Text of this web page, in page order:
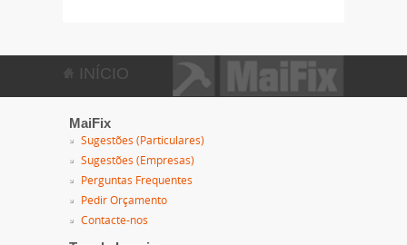
INÍCIO
MaiFix
Sugestões (Particulares)
Sugestões (Empresas)
Perguntas Frequentes
Pedir Orçamento
Contacte-nos